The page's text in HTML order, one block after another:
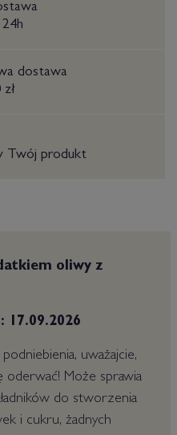
dostawa
Twój produkt
oliwy z
17.09.2026
uważajcie,
oderwać! Może sprawia
do stworzenia
i cukru, żadnych